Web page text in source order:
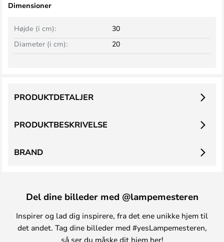
Dimensioner
Højde (i cm):
30
Diameter (i cm):
20
PRODUKTBESKRIVELSE
PRODUKTDETALJER
BRAND
Del dine billeder med @lampemesteren
Inspirer og lad dig inspirere, fra det ene unikke hjem til
det andet. Tag dine billeder med #yesLampemesteren,
så ser du måske dit hjem her!